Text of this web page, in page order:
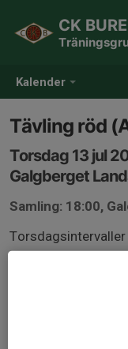
Kalender
CK BURE
Tävling röd
Torsdag 13 jul
Galgberget
Samling: 18:00,
Torsdagsintervaller